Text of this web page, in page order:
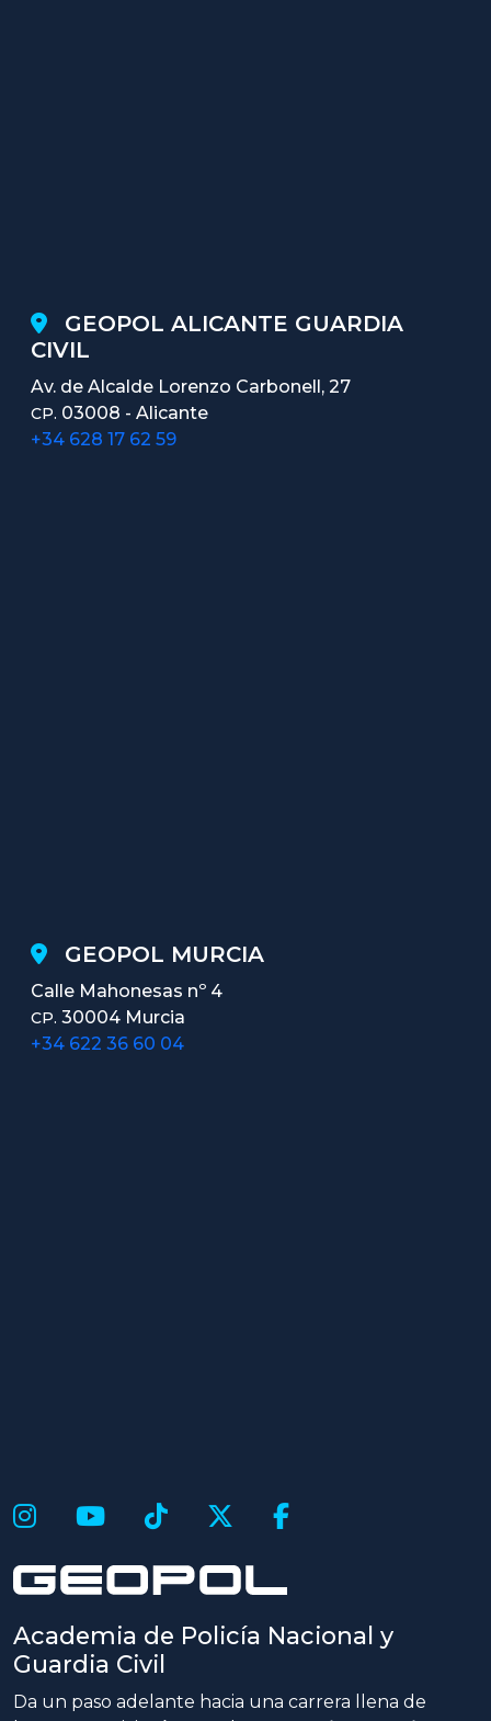
GEOPOL ALICANTE GUARDIA
CIVIL
Av. de Alcalde Lorenzo Carbonell, 27
CP. 03008 - Alicante
+34 628 17 62 59
GEOPOL MURCIA
Calle Mahonesas nº 4
CP. 30004 Murcia
+34 622 36 60 04
Academia de Policía Nacional y
Guardia Civil
Da un paso adelante hacia una carrera llena de